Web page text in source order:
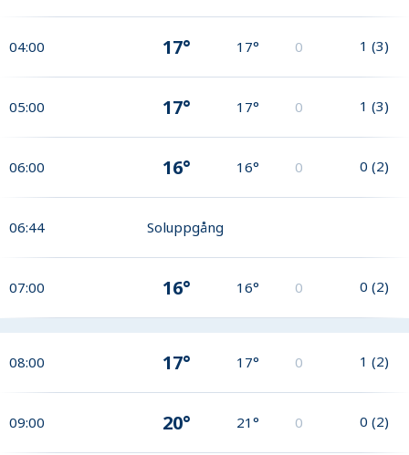
04:00 17° 17° 0 1 (3)
05:00 17° 17° 0 1 (3)
06:00 16° 16° 0 0 (2)
06:44 Soluppgång
07:00 16° 16° 0 0 (2)
08:00 17° 17° 0 1 (2)
09:00 20° 21° 0 0 (2)